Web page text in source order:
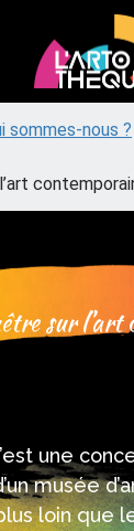
sommes-nous ?
sur
une
musée
loin que